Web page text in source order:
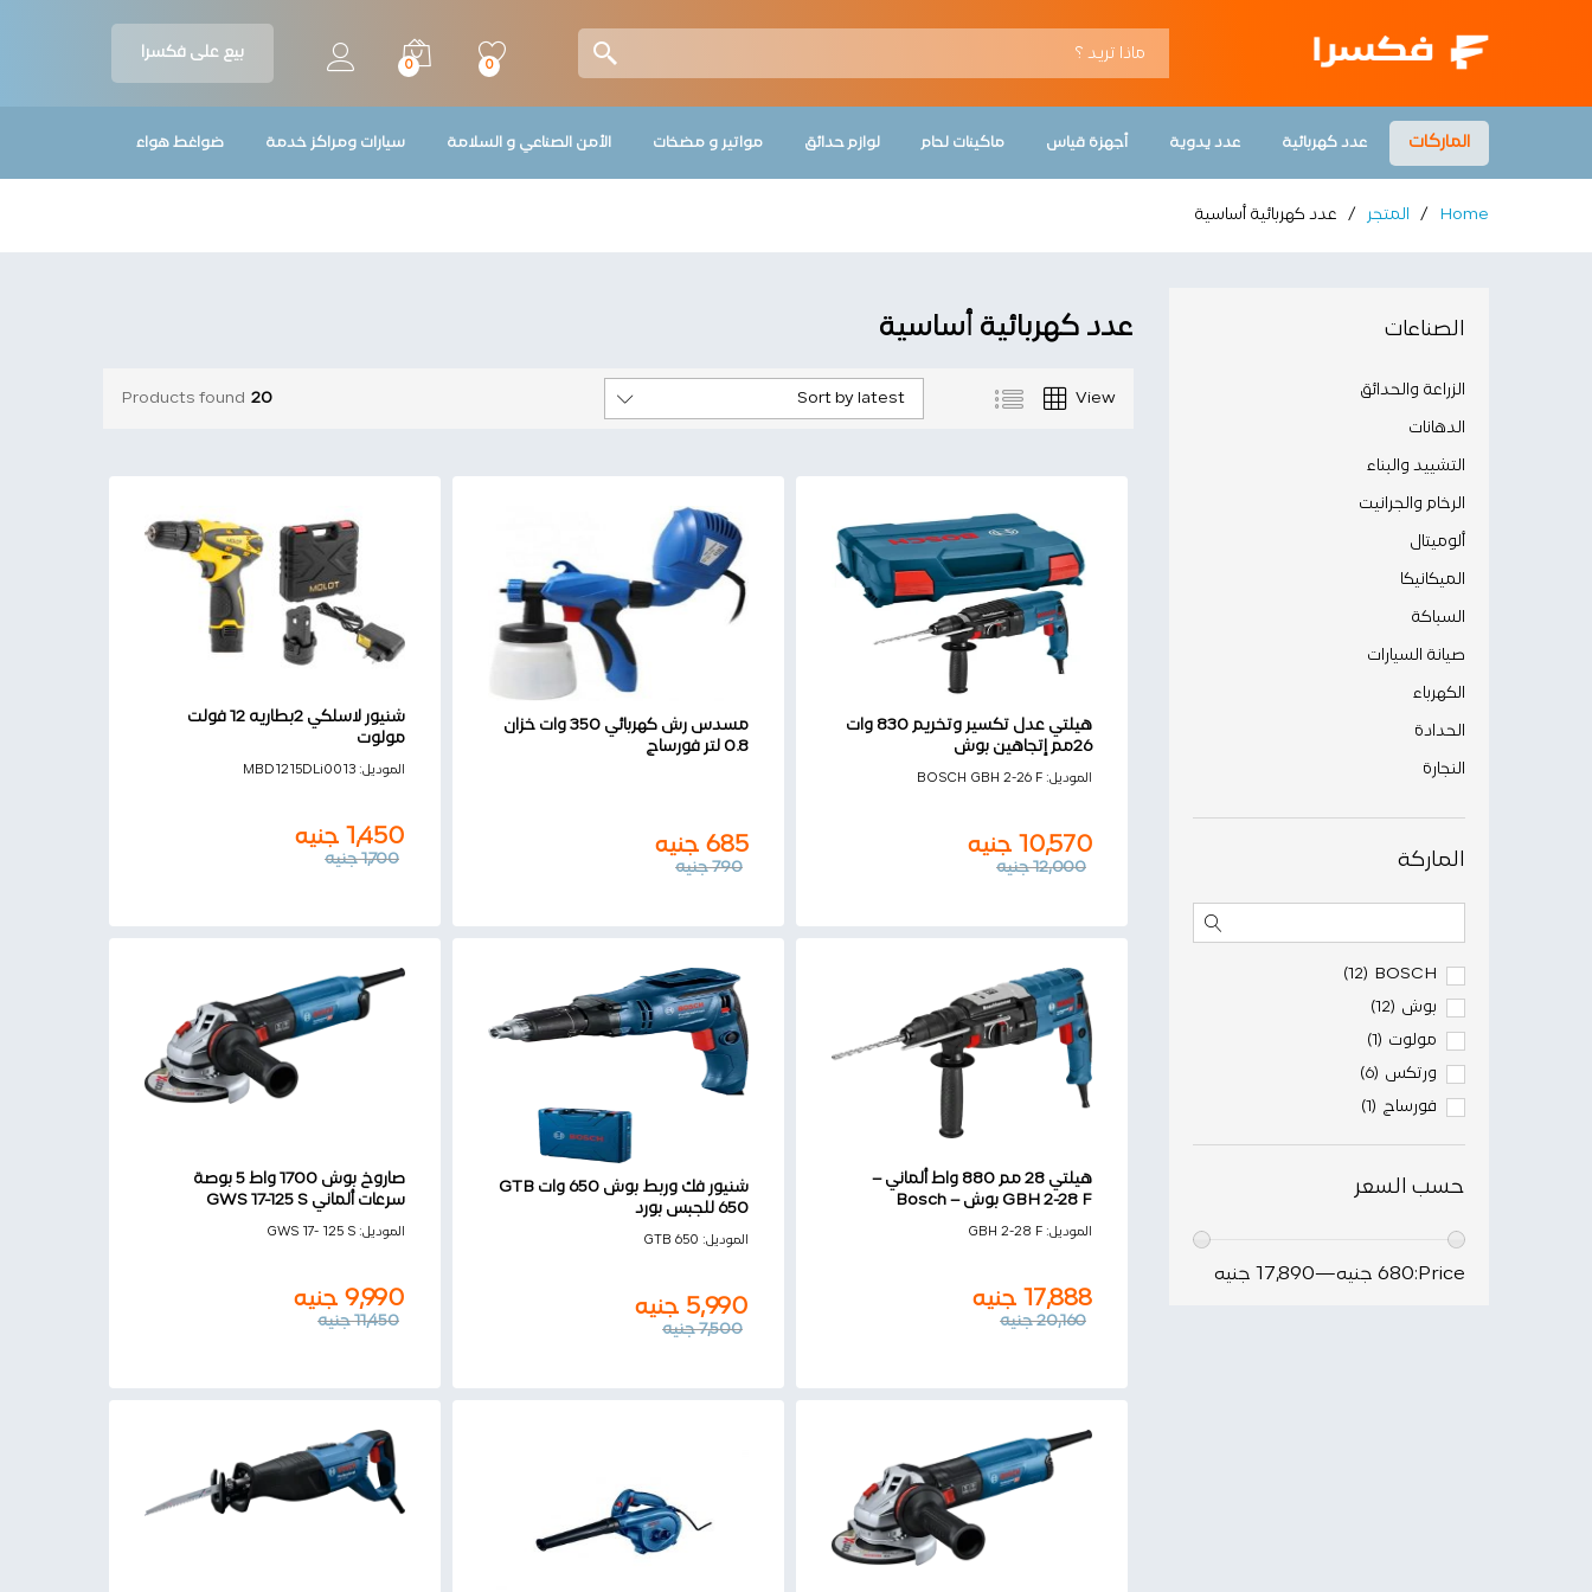
0
0
بيع على فكسرا
الماركات عدد كهربائية عدد يدوية أجهزة قياس ماكينات لحام لوازم حدائق مواتير و مضخات الأمن الصناعي و السلامة سيارات ومراكز خدمة ضواغط هواء
Home
/ المتجر / عدد كهربائية أساسية
عدد كهربائية أساسية
20
Products found View
Sort by latest
هيلتي عدل تكسير وتخريم 830 وات
26مم إتجاهين بوش
الموديل: BOSCH GBH 2-26 F
10,570 جنيه
12,000 جنيه
10,570 جنيه
مسدس رش كهربائي 350 وات خزان
0.8 لتر فورساج
685 جنيه
790 جنيه
شنيور لاسلكي 2بطاريه 12 فولت
مولوت
الموديل: MBD1215DLi0013
1,450 جنيه
1,700 جنيه
1,450 جنيه
هيلتي 28 مم 880 واط ألماني –
GBH 2-28 F بوش – Bosch
الموديل: GBH 2-28 F
17,888 جنيه
20,160 جنيه
17,888 جنيه
شنيور فك وربط بوش 650 وات GTB
650 للجبس بورد
الموديل: GTB 650
5,990 جنيه
7,500 جنيه
5,990 جنيه
صاروخ بوش 1700 واط 5 بوصة
سرعات ألماني GWS 17-125 S
الموديل: GWS 17- 125 S
9,990 جنيه
11,450 جنيه
9,990 جنيه
الصناعات
الزراعة والحدائق
الدهانات
التشييد والبناء
الرخام والجرانيت
ألوميتال
الميكانيكا
السباكة
صيانة السيارات
الكهرباء
الحدادة
النجارة
الماركة
BOSCH
(12)
بوش (12)
مولوت (1)
ورتكس (6)
فورساج (1)
حسب السعر
Price: 680 جنيه —17,890 جنيه